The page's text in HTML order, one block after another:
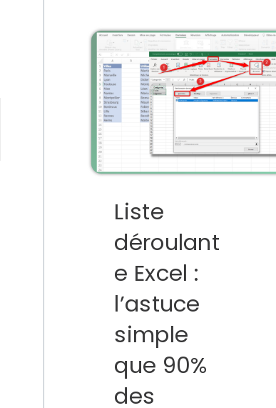
Liste
déroulant
e Excel :
l’astuce
simple
que 90%
des